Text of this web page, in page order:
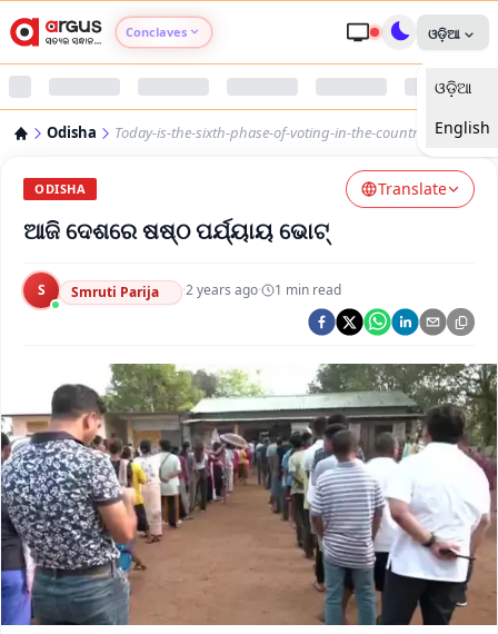
Conclaves
Argus Nari Shakti
Argus Swaad Odisha
Argus Chalo Dekhein Apna Desh
ଓଡ଼ିଆ
ଓଡ଼ିଆ
English
Odisha Today-is-the-sixth-phase-of-voting-in-the-country
ODISHA Translate
ଆଜି ଦେଶରେ ଷଷ୍ଠ ପର୍ଯ୍ୟାୟ ଭୋଟ୍
S Smruti Parija ·2 years ago· 1 min read